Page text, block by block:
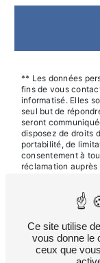
** Les données
fins de vous
informatisé. Elles
seul but de
seront
disposez de droits
portabilité, de
consentement à
réclamation auprès
d’organiser le
exercer ces droits
électronique à
demandé. Nous
prise de contact
fins probatoires et
de vous inscrire
téléphonique,
Ce site utilise
vous donne le
ceux que